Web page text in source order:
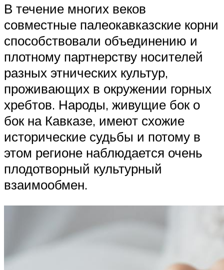
В течение многих веков
совместные палеокавказские корни
способствовали объединению и
плотному партнерству носителей
разных этнических культур,
проживающих в окружении горных
хребтов. Народы, живущие бок о
бок на Кавказе, имеют схожие
исторические судьбы и потому в
этом регионе наблюдается очень
плодотворный культурный
взаимообмен.